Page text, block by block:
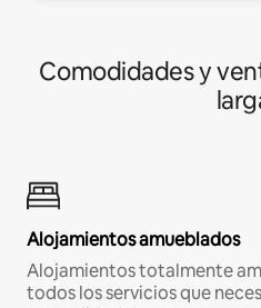
Comodidades y
Alojamientos amueblados
Alojamientos totalmente
todos los servicios que